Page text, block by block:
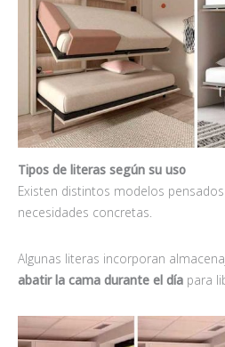
Tipos de literas según su uso
Existen distintos modelos
necesidades concretas.
Algunas literas incorporan
abatir la cama durante el día para